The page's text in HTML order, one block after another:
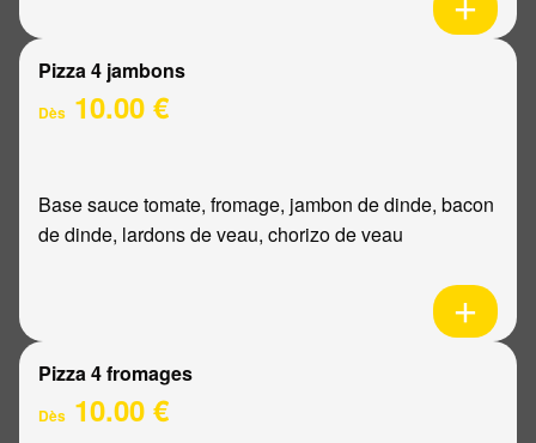
Pizza 4 jambons
Dès 10.00 €
Base sauce tomate, fromage, jambon de dinde, bacon
de dinde, lardons de veau, chorizo de veau
Pizza 4 fromages
Dès 10.00 €